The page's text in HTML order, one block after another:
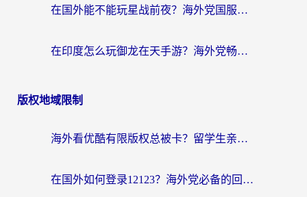
在国外能不能玩星战前夜？海外党国服游戏不卡顿的秘密武器在这里
在印度怎么玩御龙在天手游？海外党畅玩国服的终极生存指南
版权地域限制
海外看优酷有限版权总被卡？留学生亲测有效的回国加速器选择指南
在国外如何登录12123？海外党必备的回国加速实用指南